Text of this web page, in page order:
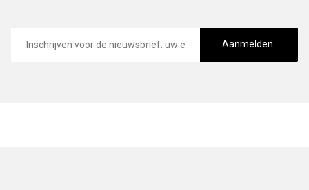
mailadres
Aanmelden